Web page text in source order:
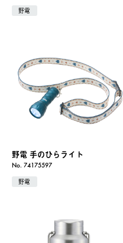
野電
野電 手のひらライト
No. 74175597
野電